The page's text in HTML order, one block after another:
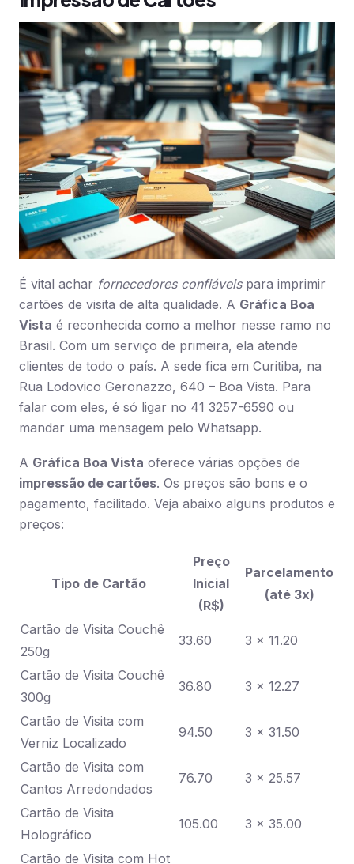
É vital achar fornecedores confiáveispara imprimir
cartões de visita de alta qualidade. A Gráfica Boa
Vista é reconhecida como a melhor nesse ramo no
Brasil. Com um serviço de primeira, ela atende
clientes de todo o país. A sede fica em Curitiba, na
Rua Lodovico Geronazzo, 640 – Boa Vista. Para
falar com eles, é só ligar no 41 3257-6590 ou
mandar uma mensagem pelo Whatsapp.
A Gráfica Boa Vista oferece várias opções de
impressão de cartões. Os preços são bons e o
pagamento, facilitado. Veja abaixo alguns produtos e
preços:
Tipo de Cartão
Preço
Inicial
(R$)
Parcelamento
(até 3x)
Cartão de Visita Couchê
250g
33.60 3 x 11.20
Cartão de Visita Couchê
300g
36.80 3 x 12.27
Cartão de Visita com
Verniz Localizado
94.50 3 x 31.50
Cartão de Visita com
Cantos Arredondados
76.70 3 x 25.57
Cartão de Visita
Holográfico
105.00 3 x 35.00
Cartão de Visita com Hot